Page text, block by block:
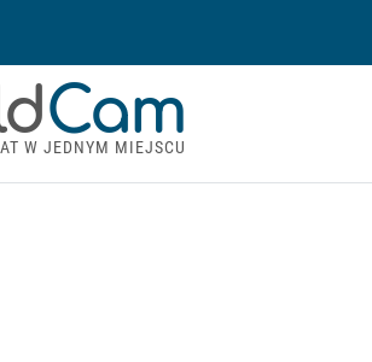
Cam
W JEDNYM MIEJSCU